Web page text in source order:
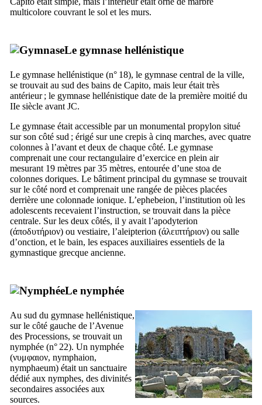
multicolore couvrant le sol et les murs.
Le gymnase hellénistique
Le gymnase hellénistique (n° 18), le gymnase central de la ville,
se trouvait au sud des bains de Capito, mais leur était très
antérieur ; le gymnase hellénistique date de la première moitié du
IIe siècle avant JC.
Le gymnase était accessible par un monumental propylon situé
sur son côté sud ; érigé sur une crepis à cinq marches, avec quatre
colonnes à l’avant et deux de chaque côté. Le gymnase
comprenait une cour rectangulaire d’exercice en plein air
mesurant 19 mètres par 35 mètres, entourée d’une stoa de
colonnes doriques. Le bâtiment principal du gymnase se trouvait
sur le côté nord et comprenait une rangée de pièces placées
derrière une colonnade ionique. L’ephebeion, l’institution où les
adolescents recevaient l’instruction, se trouvait dans la pièce
centrale. Sur les deux côtés, il y avait l’apodyterion
(άποδυτήριον) ou vestiaire, l’aleipterion (άλειπτήριον) ou salle
d’onction, et le bain, les espaces auxiliaires essentiels de la
gymnastique grecque ancienne.
Le nymphée
Au sud du gymnase hellénistique,
sur le côté gauche de l’Avenue
des Processions, se trouvait un
nymphée (n° 22). Un nymphée
(νυμφαιον, nymphaion,
nymphaeum) était un sanctuaire
dédié aux nymphes, des divinités
secondaires associées aux
sources.